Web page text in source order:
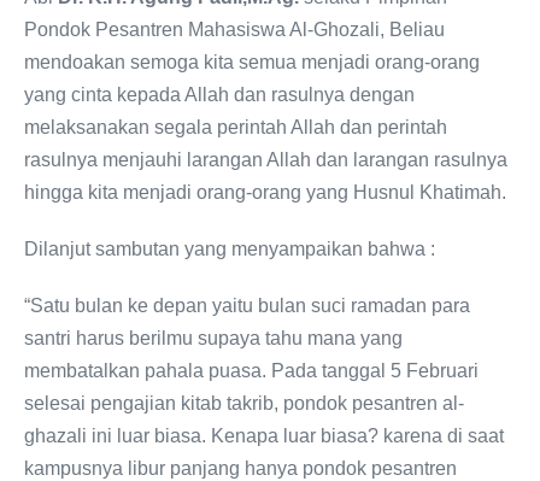
Pondok Pesantren Mahasiswa Al-Ghozali, Beliau
mendoakan semoga kita semua menjadi orang-orang
yang cinta kepada Allah dan rasulnya dengan
melaksanakan segala perintah Allah dan perintah
rasulnya menjauhi larangan Allah dan larangan rasulnya
hingga kita menjadi orang-orang yang Husnul Khatimah.
Dilanjut sambutan yang menyampaikan bahwa :
“Satu bulan ke depan yaitu bulan suci ramadan para
santri harus berilmu supaya tahu mana yang
membatalkan pahala puasa. Pada tanggal 5 Februari
selesai pengajian kitab takrib, pondok pesantren al-
ghazali ini luar biasa. Kenapa luar biasa? karena di saat
kampusnya libur panjang hanya pondok pesantren